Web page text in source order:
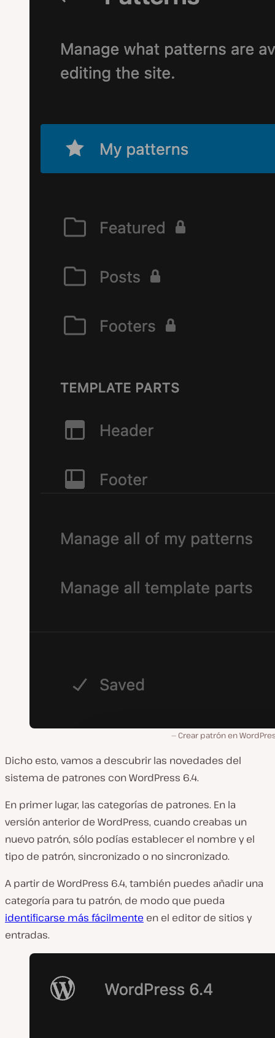
Crear patrón en
Dicho esto, vamos a descubrir las novedades del
sistema de patrones con WordPress 6.4.
En primer lugar, las categorías de patrones. En la
versión anterior de WordPress, cuando creabas un
nuevo patrón, sólo podías establecer el nombre y el
tipo de patrón, sincronizado o no sincronizado.
A partir de WordPress 6.4, también puedes añadir una
categoría para tu patrón, de modo que pueda
identificarse más fácilmente en el editor de sitios y
entradas.